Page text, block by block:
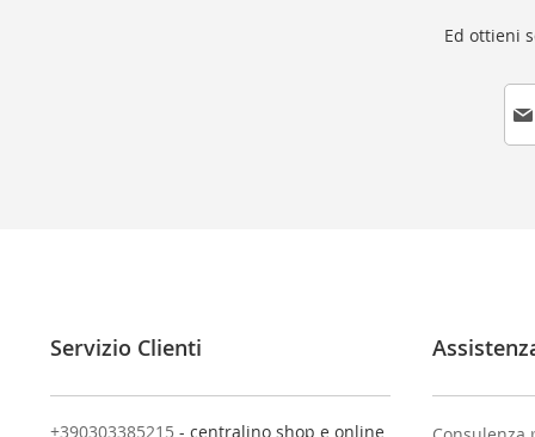
Ed ottieni
I
c
l
n
o
Servizio Clienti
+390303385215 - centralino shop e online